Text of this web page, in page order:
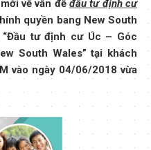
về vấn đềđầu tư định cư
quyền bang New South
tư định cư Úc – Góc
South Wales” tại khách
vào ngày 04/06/2018 vừa